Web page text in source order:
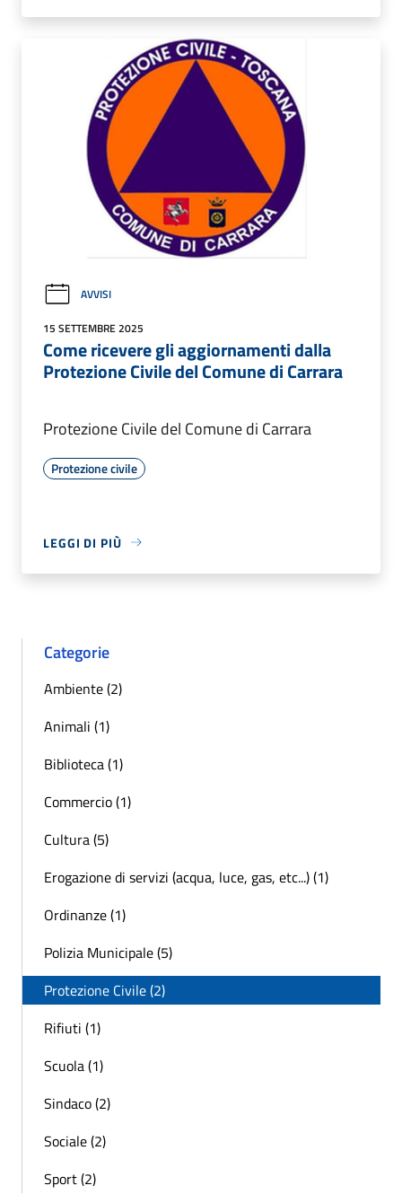
AVVISI
15 SETTEMBRE 2025
Come ricevere gli aggiornamenti dalla
Protezione Civile del Comune di Carrara
Protezione Civile del Comune di Carrara
Protezione civile
LEGGI DI PIÙ
Categorie
Ambiente (2)
Animali (1)
Biblioteca (1)
Commercio (1)
Cultura (5)
Erogazione di servizi (acqua, luce, gas, etc...) (1)
Ordinanze (1)
Polizia Municipale (5)
Protezione Civile (2)
Rifiuti (1)
Scuola (1)
Sindaco (2)
Sociale (2)
Sport (2)